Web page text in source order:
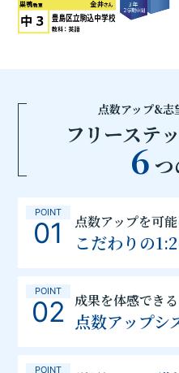
点数アップ&志
フリーステ
6
POINT
01 点数アップを可
こだわりの
POINT
02 成果を体感できる
点数アップシ
POINT